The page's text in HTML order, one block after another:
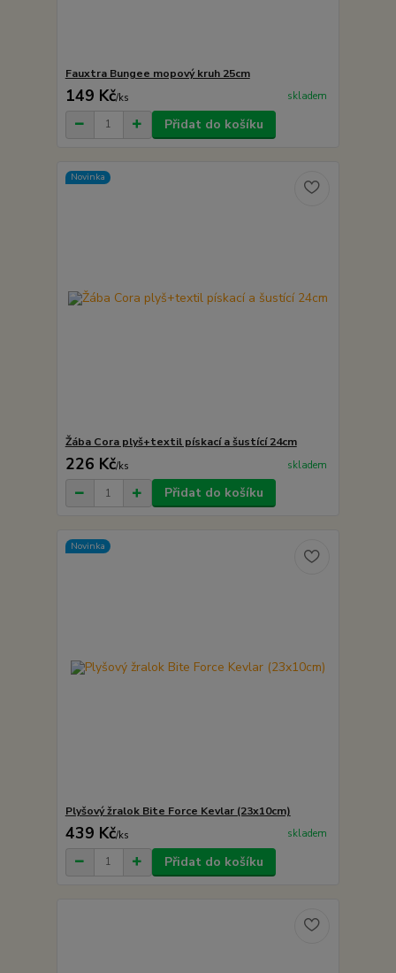
Fauxtra Bungee mopový kruh 25cm
149 Kč/ks skladem
Přidat do košíku
Novinka
Žába Cora plyš+textil pískací a šustící 24cm
226 Kč/ks skladem
Přidat do košíku
Novinka
Plyšový žralok Bite Force Kevlar (23x10cm)
439 Kč/ks skladem
Přidat do košíku